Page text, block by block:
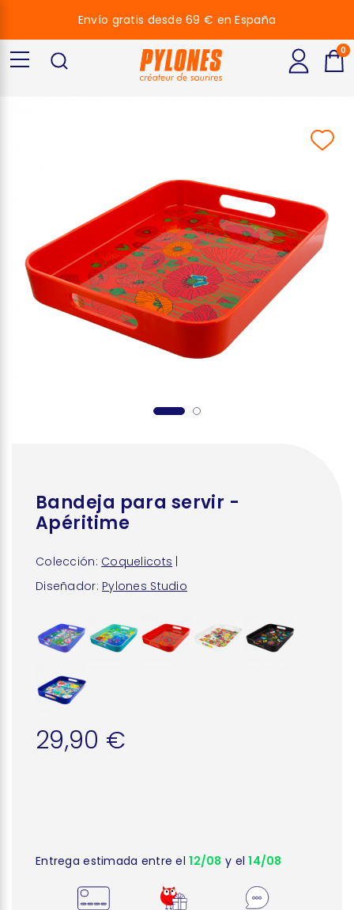
Bandeja para servir -
Apéritime
Colección: Coquelicots
Diseñador: Pylones Studio
29,90 €
Entrega estimada entre el12/08 y el14/08
Envío gratis desde 69 € en España
0